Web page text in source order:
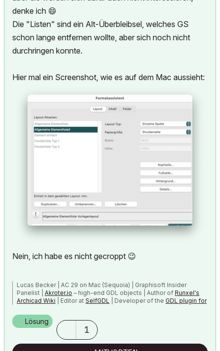
denke ich 😄
Die "Listen" sind ein Alt-Überbleibsel, welches GS
schon lange entfernen wollte, aber sich noch nicht
durchringen konnte.
Hier mal ein Screenshot, wie es auf dem Mac aussieht:
Nein, ich habe es nicht gecroppt 😉
Lucas Becker | AC 29 on Mac (Sequoia) | Graphisoft Insider
Panelist | Akroter.io – high-end GDL objects | Author of Runxel's
Archicad Wiki | Editor at SelfGDL | Developer of the GDL plugin for
My List of AC shortcomings & bugs
Mention AI Again
POSIWID – The Purpose Of a System Is What It Does ///
Lösung
1